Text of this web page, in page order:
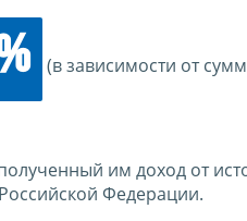
(в зависимости от
им доход от
Федерации.